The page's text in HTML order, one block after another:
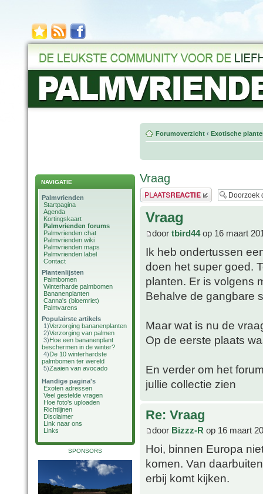
NAVIGATIE
Palmvrienden
Startpagina
Agenda
Kortingskaart
Palmvrienden forums
Palmvrienden chat
Palmvrienden wiki
Palmvrienden maps
Palmvrienden label
Contact
Plantenlijsten
Palmbomen
Winterharde palmbomen
Bananenplanten
Canna's (bloemriet)
Palmvarens
Populairste artikels
1)Verzorging bananenplanten
2)Verzorging van palmen
3)Hoe een bananenplant
beschermen in de winter?
4)De 10 winterhardste
palmbomen ter wereld
5)Zaaien van avocado
Handige pagina's
Exoten adressen
Veel gestelde vragen
Hoe foto's uploaden
Richtlijnen
Disclaimer
Link naar ons
Links
SPONSORS
Forumoverzicht ‹ Exotische
Vraag
Plaats een reactie
Vraag
door tbird44op 16 maart
Ik heb ondertussen
doen het super goed.
planten. Er is volgens
Behalve de gangbare
Maar wat is nu de
Op de eerste plaats
En verder om het
jullie collectie zien
Re: Vraag
door Bizzz-R op 16 maart
Hoi, binnen Europa
komen. Van
erbij komt kijken.